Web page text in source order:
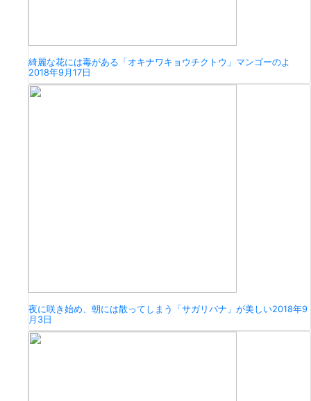
綺麗な花には毒がある「オキナワキョウチクトウ」マンゴーのよ
2018年9月17日
夜に咲き始め、朝には散ってしまう「サガリバナ」が美しい2018年9
月3日